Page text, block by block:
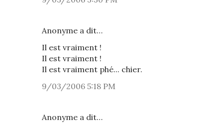
Anonyme a dit…
Il est vraiment !
Il est vraiment !
Il est vraiment phé... chier.
9/03/2006 5:18 PM
Anonyme a dit…